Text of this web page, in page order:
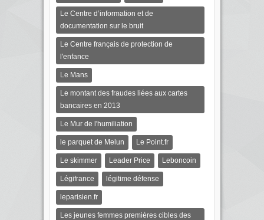
Le Centre d’information et de
documentation sur le bruit
Le Centre français de protection de
l'enfance
Le Mans
Le montant des fraudes liées aux cartes
bancaires en 2013
Le Mur de l'humiliation
le parquet de Melun Le Point.fr
Le skimmer Leader Price Leboncoin
Légifrance légitime défense
leparisien.fr
Les jeunes femmes premières cibles des